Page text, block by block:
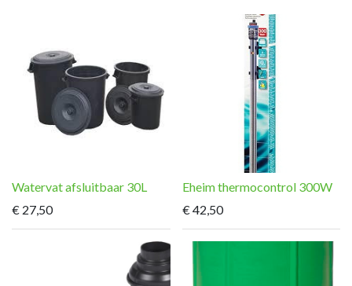
Watervat afsluitbaar 30L
€ 27,50
Eheim thermocontrol 300W
€ 42,50